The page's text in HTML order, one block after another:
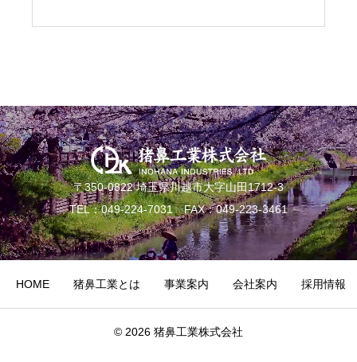
〒350-0822 埼玉県川越市大字山田1712-3
TEL：049-224-7031 FAX：049-223-3461
HOME 猪鼻工業とは 事業案内 会社案内 採用情報
© 2026 猪鼻工業株式会社